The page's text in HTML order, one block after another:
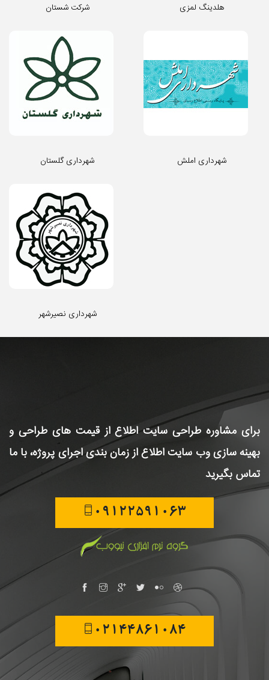
شرکت شستان هلدینگ لمزی
شهرداری گلستان شهرداری املش
شهرداری نصیرشهر
برای مشاوره طراحی سایتاطلاع از قیمت های طراحی و
بهینه سازی وب سایتاطلاع از زمان بندی اجرای پروژه، با ما
تماس بگیرید
09122591063
02144861084